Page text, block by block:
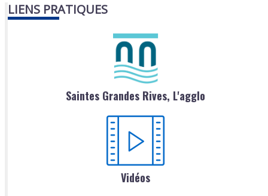
LIENS PRATIQUES
Saintes Grandes Rives, L'agglo
Vidéos